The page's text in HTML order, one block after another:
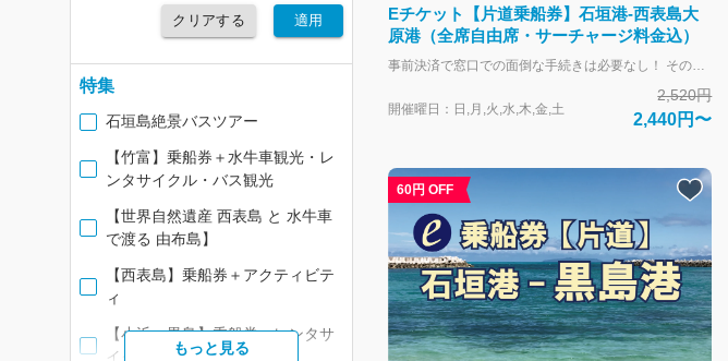
クリアする 適用
特集
石垣島絶景バスツアー
【竹富】乗船券＋水牛車観光・レ
ンタサイクル・バス観光
【世界自然遺産 西表島 と 水牛車
で渡る 由布島】
【西表島】乗船券＋アクティビテ
ィ
【小浜・黒島】乗船券＋レンタサ
イクル・バス
もっと見る
Eチケット【片道乗船券】石垣港-西表島大
原港（全席自由席・サーチャージ料金込）
事前決済で窓口での面倒な手続きは必要なし！ そのまま乗船可能です。 大人-中学生以上 子供-小学生 幼児-未就学児 幼児のお子様は大人1名につき1名膝上扱いで無料となります。 大人の人数より多い場合やお席が必要な場合は子供運賃にてお申し込みください。 全席自由席。 片道づつの販売となります。 往復ご利用の場合はそれぞれご購入下さい。 往路と復路のご購入で往復割引と同額になるように、片道あたりの料金を割引しております。
開催曜日：日,月,火,水,木,金,土
2,520円
2,440円〜
60円 OFF